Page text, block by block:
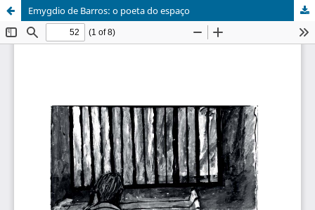
Emygdio de Barros: o poeta do espaço